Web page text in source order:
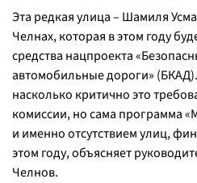
Эта редкая улица – Шамиля
Челнах, которая в этом году
средства нацпроекта
автомобильные дороги»
насколько критично это
комиссии, но сама программа
и именно отсутствием улиц,
этом году, объясняет
Челнов.